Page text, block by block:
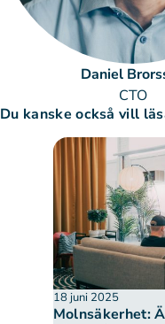
Daniel
CTO
Du kanske också vill
18 juni 2025
Molnsäkerhet: